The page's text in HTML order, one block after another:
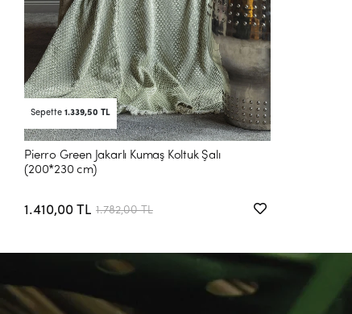
Sepette1.339,50 TL
Pierro Green Jakarlı Kumaş Koltuk Şalı
(200*230 cm)
1.410,00 TL 1.782,00 TL